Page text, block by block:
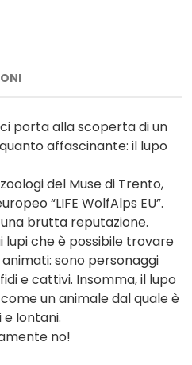
porta alla scoperta di un
affascinante: il lupo
del Muse di Trento,
“LIFE WolfAlps EU”.
brutta reputazione.
lupi che è possibile trovare
sono personaggi
e cattivi. Insomma, il lupo
un animale dal quale è
lontani.
no!